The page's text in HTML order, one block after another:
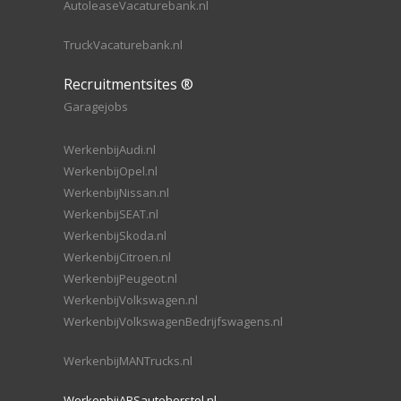
AutoleaseVacaturebank.nl
TruckVacaturebank.nl
Recruitmentsites ®
Garagejobs
WerkenbijAudi.nl
WerkenbijOpel.nl
WerkenbijNissan.nl
WerkenbijSEAT.nl
WerkenbijSkoda.nl
WerkenbijCitroen.nl
WerkenbijPeugeot.nl
WerkenbijVolkswagen.nl
WerkenbijVolkswagenBedrijfswagens.nl
WerkenbijMANTrucks.nl